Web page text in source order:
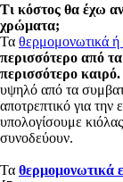
Τι κόστος θα έχω
χρώματα;
Τα θερμομονωτικά ή
περισσότερο από
περισσότερο καιρό.
υψηλό από τα
αποτρεπτικό για
υπολογίσουμε
συνοδεύουν.
Τα θερμομονωτικά